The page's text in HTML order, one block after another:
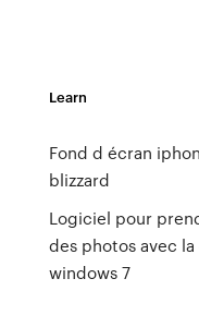
Learn
Fond d écran
blizzard
Logiciel pour
des photos avec la
windows 7